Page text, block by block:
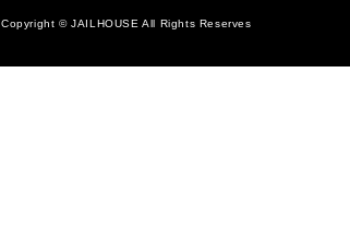
Copyright © JAILHOUSE All Rights Reserves